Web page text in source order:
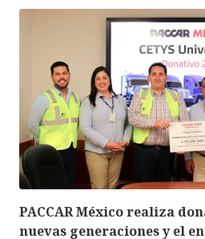
PACCAR México realiza
nuevas generaciones y el